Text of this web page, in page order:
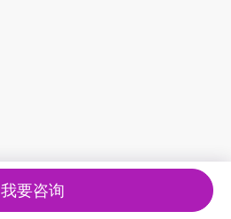
我要咨询